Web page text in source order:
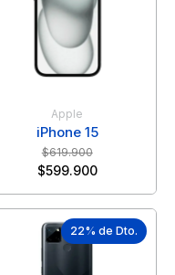
Apple
iPhone 15
$619.900
$599.900
22% de Dto.